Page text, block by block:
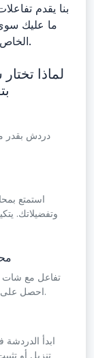
بنا يقدم
ما عليك
الخاص بنا بالرد فورًا على رسائلك بردود مدروسة.
لماذا
دردش بقدر
استمتع
وتفضيلاتك.
تفاعل مع شات
احصل على ردود سريعة تحافظ على سلاسة المحادثة.
ابدأ
تنزيل أو